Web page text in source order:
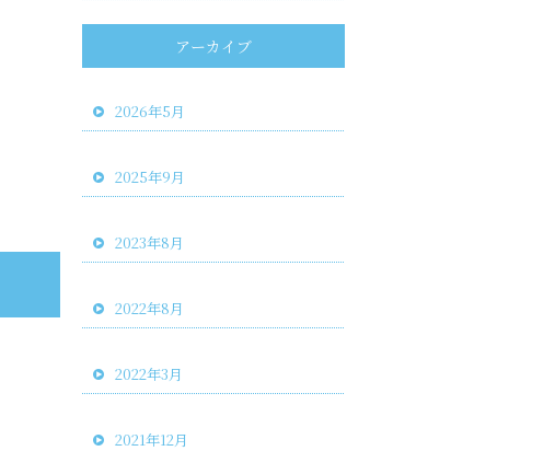
アーカイブ
2026年5月
2025年9月
2023年8月
2022年8月
2022年3月
2021年12月